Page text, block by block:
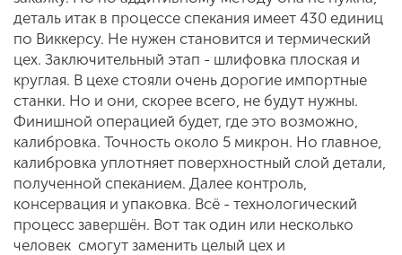
деталь итак в процессе спекания имеет 430 единиц
по Виккерсу. Не нужен становится и термический
цех. Заключительный этап - шлифовка плоская и
круглая. В цехе стояли очень дорогие импортные
станки. Но и они, скорее всего, не будут нужны.
Финишной операцией будет, где это возможно,
калибровка. Точность около 5 микрон. Но главное,
калибровка уплотняет поверхностный слой детали,
полученной спеканием. Далее контроль,
консервация и упаковка. Всё - технологический
процесс завершён. Вот так один или несколько
человек смогут заменить целый цех и